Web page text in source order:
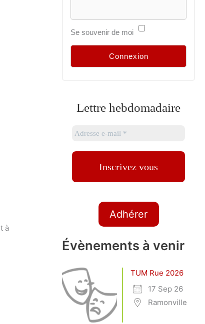
à
Se souvenir de moi
Lettre hebdomadaire
Adhérer
Évènements à venir
TUM Rue 2026
17 Sep 26
Ramonville